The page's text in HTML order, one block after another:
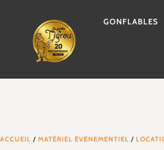
GONFLABLES
ACCUEIL / MATÉRIEL ÉVÉNEMENTIEL /